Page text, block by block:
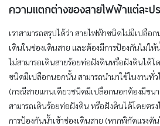
ความแตกต่างของสายไฟฟ้าแต่ละป
เราสามารถสรุปได้ว่า สายไฟฟ้าชนิดไม่มีเปลือ
เดินในช่องเดินสาย และต้องมีการป้องกันไม่ให้
ไม่สามารถเดินสายร้อยท่อฝังดินหรือฝังดินได้
ชนิดมีเปลือกนอกนั้น สามารถนำมาใช้ในงานทั่
(กรณีสายแกนเดียวชนิดมีเปลือกนอกต้องมีขนา
สามารถเดินร้อยท่อฝังดิน หรือฝังดินได้โดยตรง
การป้องกันน้ำเข้าช่องเดินสาย (หากพิกัดแรง